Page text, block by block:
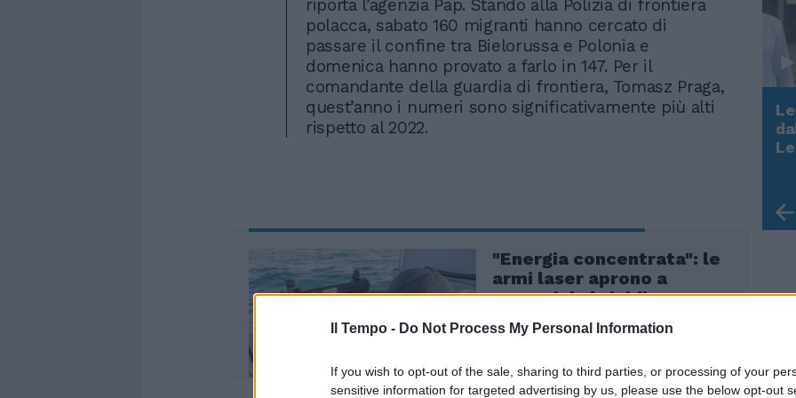
Il Tempo - Do Not Process My Personal Information
If you wish to opt-out of the sale, sharing to third parties, or processing of your
sensitive information for targeted advertising by us, please use the below opt-out
riporta l’agenzia Pap. Stando alla Polizia di frontiera
polacca, sabato 160 migranti hanno cercato di
passare il confine tra Bielorussa e Polonia e
domenica hanno provato a farlo in 147. Per il
comandante della guardia di frontiera, Tomasz Praga,
quest’anno i numeri sono significativamente più alti
rispetto al 2022.
"Energia concentrata": le
armi laser aprono a
scenari da brividi